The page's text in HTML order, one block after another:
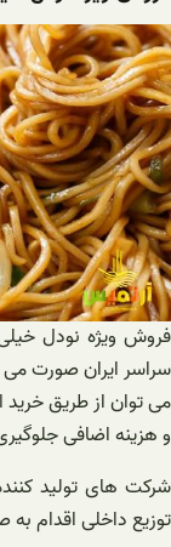
فروش ویژه نودل
سراسر ایران صورت می
می توان از طریق خرید
و هزینه اضافی
شرکت های تولید
توزیع داخلی اقدام